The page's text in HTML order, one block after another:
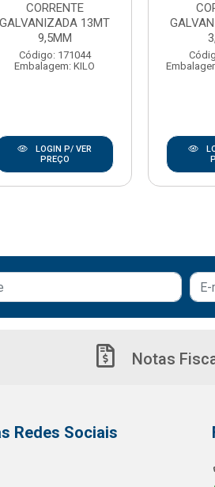
CORRENTE
GALVANIZADA 13MT
9,5MM
Código: 171044
Embalagem: KILO
LOGIN P/ VER
PREÇO
Notas
Redes Sociais